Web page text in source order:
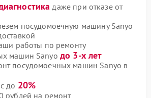
даже при отказе от
посудомоечную машину Sanyo
работы по ремонту
машин Sanyo до 3-х лет
посудомоечных машин Sanyo в
до 20%
рублей на ремонт